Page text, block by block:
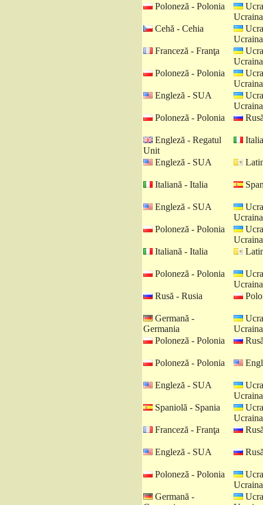
Poloneză - Polonia
Ucraina
Cehă - Cehia
Ucraina
Franceză - Franţa
Ucraina
Poloneză - Polonia
Ucraina
Engleză - SUA
Ucraina
Poloneză - Polonia
Engleză - Regatul
Unit
Engleză - SUA
Italiană - Italia
Engleză - SUA
Ucraina
Poloneză - Polonia
Ucraina
Italiană - Italia
Poloneză - Polonia
Ucraina
Rusă - Rusia
Germană -
Germania
Ucraina
Poloneză - Polonia
Poloneză - Polonia
Engleză - SUA
Ucraina
Spaniolă - Spania
Ucraina
Franceză - Franţa
Engleză - SUA
Poloneză - Polonia
Ucraina
Germană -